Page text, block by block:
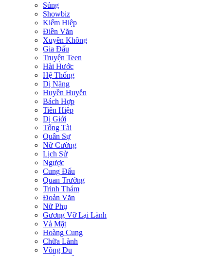
Sủng
Showbiz
Kiếm Hiệp
Điền Văn
Xuyên Không
Gia Đấu
Truyện Teen
Hài Hước
Hệ Thống
Dị Năng
Huyền Huyễn
Bách Hợp
Tiên Hiệp
Dị Giới
Tổng Tài
Quân Sự
Nữ Cường
Lịch Sử
Ngược
Cung Đấu
Quan Trường
Trinh Thám
Đoản Văn
Nữ Phụ
Gương Vỡ Lại Lành
Vả Mặt
Hoàng Cung
Chữa Lành
Võng Du